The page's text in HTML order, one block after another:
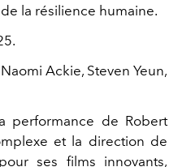
la résilience humaine.
Ackie, Steven Yeun,
performance de Robert
et la direction de
ses films innovants,